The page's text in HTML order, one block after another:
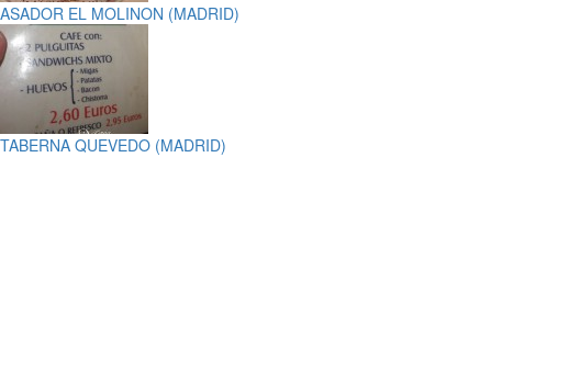
ASADOR EL MOLINON (MADRID)
TABERNA QUEVEDO (MADRID)